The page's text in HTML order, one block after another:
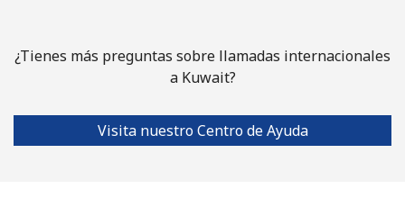
¿Tienes más preguntas sobre llamadas internacionales
a Kuwait?
Visita nuestro Centro de Ayuda